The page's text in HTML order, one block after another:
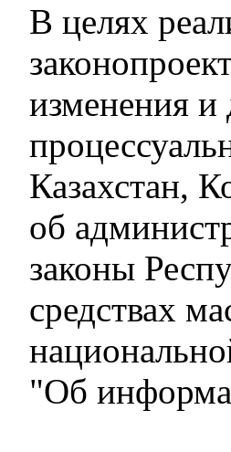
В целях
изменения и
Казахстан,
об
законы
средствах
"Об